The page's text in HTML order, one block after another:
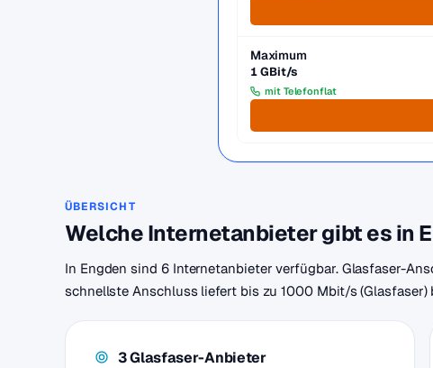
Maximum
1 GBit/s
mit Telefonflat
ÜBERSICHT
Welche Internetanbieter gibt es in
In Engden sind 6 Internetanbieter verfügbar. Glasfaser-
schnellste Anschluss liefert bis zu 1000 Mbit/s (Glasfaser)
3 Glasfaser-Anbieter